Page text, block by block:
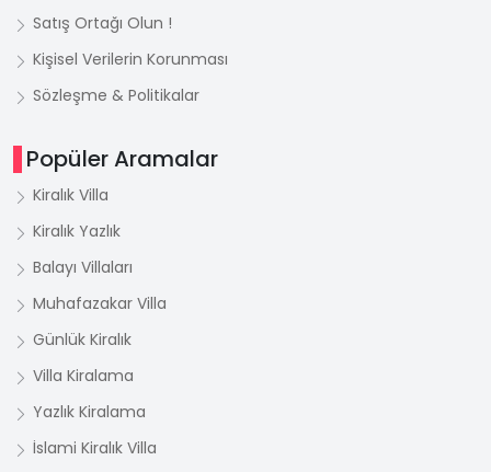
Satış Ortağı Olun !
Kişisel Verilerin Korunması
Sözleşme & Politikalar
Popüler Aramalar
Kiralık Villa
Kiralık Yazlık
Balayı Villaları
Muhafazakar Villa
Günlük Kiralık
Villa Kiralama
Yazlık Kiralama
İslami Kiralık Villa